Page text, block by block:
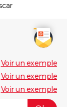
Voir un exemple
Voir un exemple
Voir un exemple